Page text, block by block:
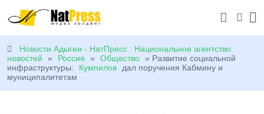
Новости Адыгеи - НатПресс : Национальное агентство
новостей
» Россия » Общество » Развитие социальной
инфраструктуры:
Кумпилов
дал поручения Кабмину и
муниципалитетам